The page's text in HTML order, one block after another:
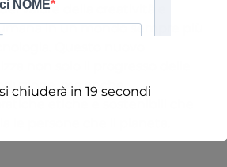
valore della creatività e
in un mondo sempre più
ma anche
chiuderà in 19 secondi